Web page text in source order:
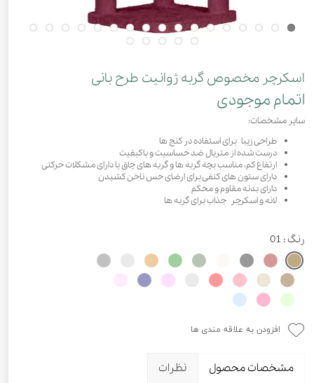
اسکرچر مخصوص گربه ژوانیت طرح بانی
اتمام موجودی
سایر مشخصات:
طراحی زیبا برای استفاده در کنج ها
درست شده از متریال ضد حساسیت و باکیفیت
ارتفاع کم، مناسب بچه گربه ها و گربه های چاق یا دارای مشکلات حرکتی
دارای ستون های کنفی برای ارضای حس ناخن کشیدن
دارای بدنه مقاوم و محکم
لانه و اسکرچر جذاب برای گربه ها​
رنگ : 01
افزودن به علاقه مندی ها
مشخصات محصول نظرات